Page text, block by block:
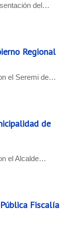
del…
Regional
el Seremi de…
de
el Alcalde…
Fiscalía